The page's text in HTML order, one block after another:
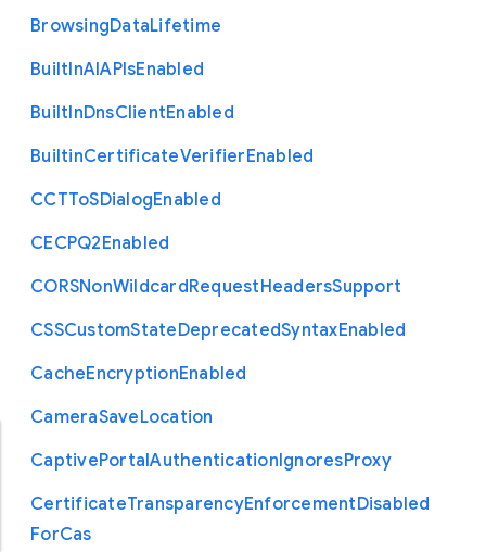
BrowsingDataLifetime
BuiltInAIAPIsEnabled
BuiltInDnsClientEnabled
BuiltinCertificateVerifierEnabled
CCTToSDialogEnabled
CECPQ2Enabled
CORSNonWildcardRequestHeadersSupport
CSSCustomStateDeprecatedSyntaxEnabled
CacheEncryptionEnabled
CameraSaveLocation
CaptivePortalAuthenticationIgnoresProxy
CertificateTransparencyEnforcementDisabled
ForCas